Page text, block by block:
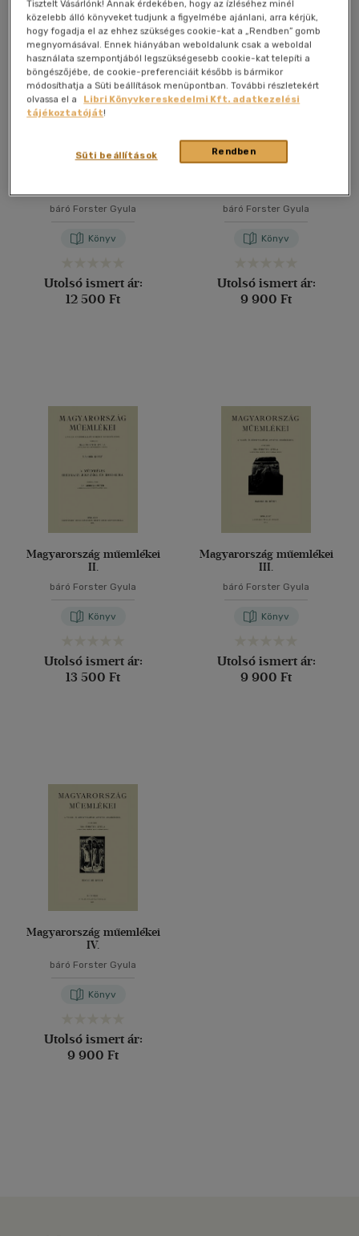
40 db / oldal
Alkalmaz
Összesen5db
báró Forster Gyula
Könyv
Utolsó ismert ár:
12 500 Ft
báró Forster Gyula
Könyv
Utolsó ismert ár:
9 900 Ft
Magyarország műemlékei
II.
báró Forster Gyula
Könyv
Utolsó ismert ár:
13 500 Ft
Magyarország műemlékei
III.
báró Forster Gyula
Könyv
Utolsó ismert ár:
9 900 Ft
Magyarország műemlékei
IV.
báró Forster Gyula
Könyv
Utolsó ismert ár:
9 900 Ft
Tisztelt Vásárlónk! Annak érdekében, hogy az ízléséhez minél
közelebb álló könyveket tudjunk a figyelmébe ajánlani, arra kérjük,
hogy fogadja el az ehhez szükséges cookie-kat a „Rendben” gomb
megnyomásával. Ennek hiányában weboldalunk csak a weboldal
használata szempontjából legszükségesebb cookie-kat telepíti a
böngészőjébe, de cookie-preferenciáit később is bármikor
módosíthatja a Süti beállítások menüpontban. További részletekért
olvassa el a
Libri Könyvkereskedelmi Kft. adatkezelési
tájékoztatóját!
Rendben
Süti beállítások